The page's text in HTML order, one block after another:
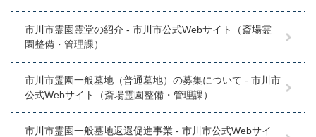
市川市霊園霊堂の紹介 - 市川市公式Webサイト（斎場霊
園整備・管理課）
市川市霊園一般墓地（普通墓地）の募集について - 市川市
公式Webサイト（斎場霊園整備・管理課）
市川市霊園一般墓地返還促進事業 - 市川市公式Webサイ